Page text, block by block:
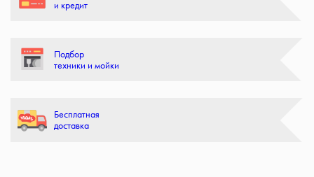
и кредит
Подбор
техники и мойки
Бесплатная
доставка